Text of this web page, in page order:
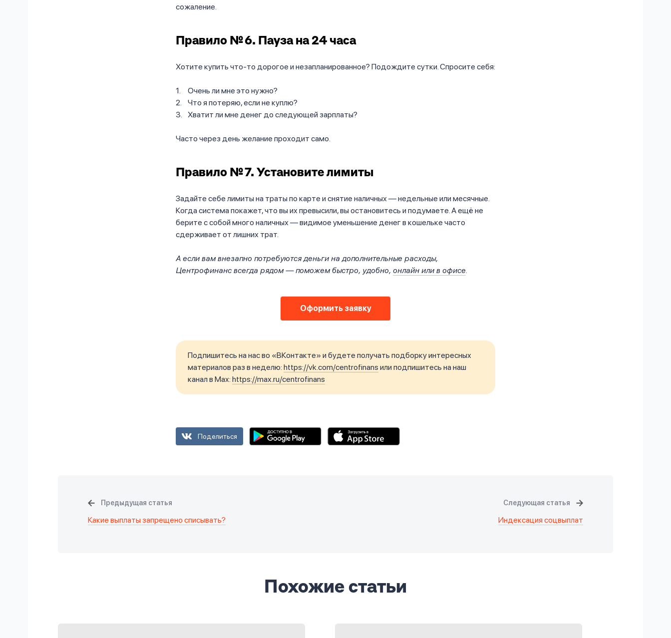
сожаление.
Правило № 6. Пауза на 24 часа
Хотите купить что-то дорогое и незапланированное? Подождите сутки. Спросите себя:
Очень ли мне это нужно?
Что я потеряю, если не куплю?
Хватит ли мне денег до следующей зарплаты?
Часто через день желание проходит само.
Правило № 7. Установите лимиты
Задайте себе лимиты на траты по карте и снятие наличных — недельные или месячные.
Когда система покажет, что вы их превысили, вы остановитесь и подумаете. А ещё не
берите с собой много наличных — видимое уменьшение денег в кошельке часто
сдерживает от лишних трат.
А если вам внезапно потребуются деньги на дополнительные расходы,
Центрофинанс всегда рядом — поможем быстро, удобно, онлайн или в офисе.
Оформить заявку
Подпишитесь на нас во «ВКонтакте» и будете получать подборку интересных
материалов раз в неделю: https://vk.com/centrofinans или подпишитесь на наш
канал в Max: https://max.ru/centrofinans
Поделиться
Предыдущая статья
Какие выплаты запрещено списывать?
Следующая статья
Индексация соцвыплат
Похожие статьи